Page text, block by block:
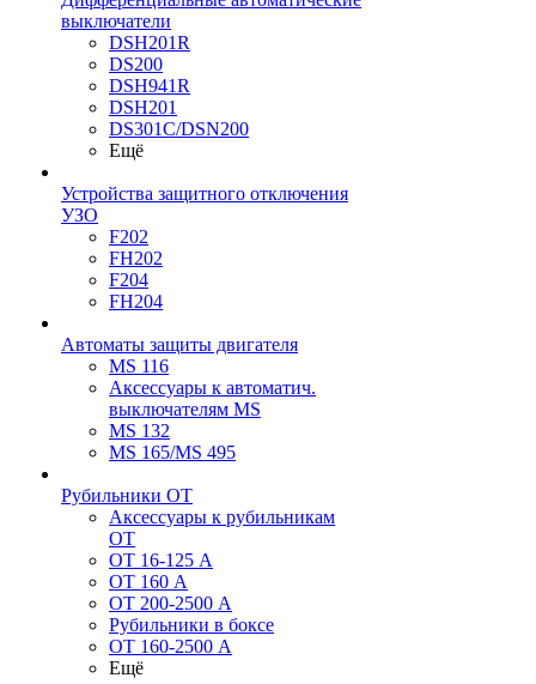
выключатели
DSH201R
DS200
DSH941R
DSH201
DS301C/DSN200
Ещё
Устройства защитного отключения
УЗО
F202
FH202
F204
FH204
Автоматы защиты двигателя
MS 116
Аксессуары к автоматич.
выключателям MS
MS 132
MS 165/MS 495
Рубильники ОТ
Аксессуары к рубильникам
OT
OT 16-125 А
OT 160 А
OT 200-2500 А
Рубильники в боксе
OT 160-2500 А
Ещё